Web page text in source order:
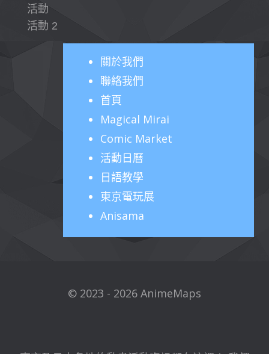
活動
活動 2
關於我們
聯絡我們
首頁
Magical Mirai
Comic Market
活動日曆
日語教學
東京電玩展
Anisama
© 2023 - 2026 AnimeMaps